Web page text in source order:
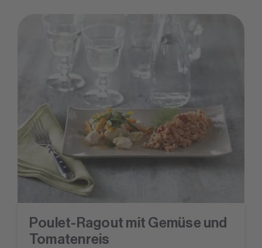
Poulet-Ragout mit Gemüse und
Tomatenreis